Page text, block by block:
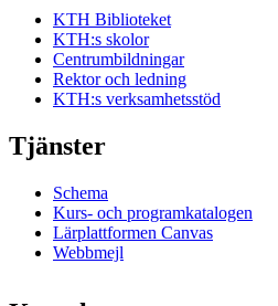
KTH Biblioteket
KTH:s skolor
Centrumbildningar
Rektor och ledning
KTH:s verksamhetsstöd
Tjänster
Schema
Kurs- och programkatalogen
Lärplattformen Canvas
Webbmejl